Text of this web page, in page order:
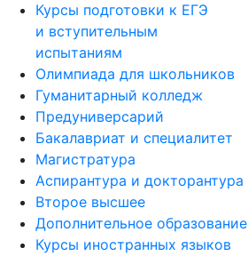
Курсы подготовки к ЕГЭ
и вступительным
испытаниям
Олимпиада для школьников
Гуманитарный колледж
Предуниверсарий
Бакалавриат и специалитет
Магистратура
Аспирантура и докторантура
Второе высшее
Дополнительное образование
Курсы иностранных языков